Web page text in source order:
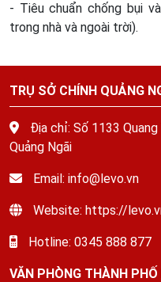
- Tiêu chuẩn chống bụi
trong nhà và ngoài trời).
TRỤ SỞ CHÍNH QUẢNG
Địa chỉ: Số 1133
Quảng Ngãi
Email: info@levo.vn
Website: https://
Hotline: 0345 888 877
VĂN PHÒNG THÀNH